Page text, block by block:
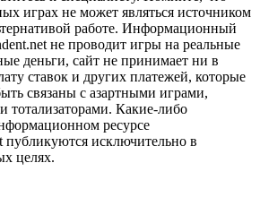
играх не может являться источником
работе. Информационный
не проводит игры на реальные
деньги, сайт не принимает ни в
ставок и других платежей, которые
связаны с азартными играми,
тотализаторами. Какие-либо
ресурсе
публикуются исключительно в
целях.